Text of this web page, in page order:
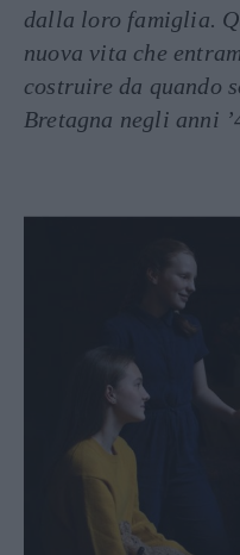
dalla loro famiglia.
nuova vita che
costruire da quando
Bretagna negli anni